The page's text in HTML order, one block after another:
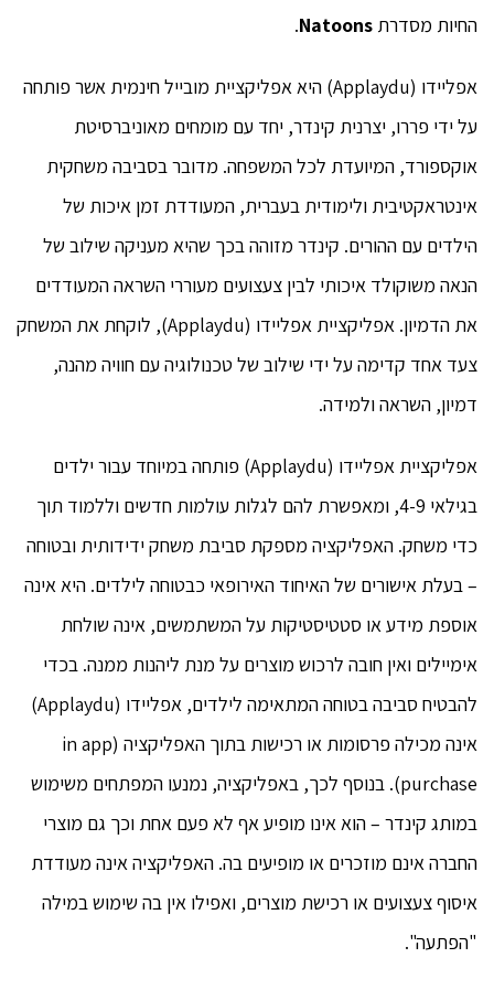
החיות מסדרת Natoons
.
אפליידו (Applaydu) היא אפליקציית מובייל חינמית אשר פותחה
על ידי פררו, יצרנית קינדר, יחד עם מומחים מאוניברסיטת
אוקספורד, המיועדת לכל המשפחה. מדובר בסביבה משחקית
אינטראקטיבית ולימודית בעברית, המעודדת זמן איכות של
הילדים עם ההורים. קינדר מזוהה בכך שהיא מעניקה שילוב של
הנאה משוקולד איכותי לבין צעצועים מעוררי השראה המעודדים
את הדמיון. אפליקציית אפליידו (Applaydu), לוקחת את המשחק
צעד אחד קדימה על ידי שילוב של טכנולוגיה עם חוויה מהנה,
דמיון, השראה ולמידה.
אפליקציית אפליידו (Applaydu) פותחה במיוחד עבור ילדים
בגילאי 4-9, ומאפשרת להם לגלות עולמות חדשים וללמוד תוך
כדי משחק. האפליקציה מספקת סביבת משחק ידידותית ובטוחה
– בעלת אישורים של האיחוד האירופאי כבטוחה לילדים. היא אינה
אוספת מידע או סטטיסטיקות על המשתמשים, אינה שולחת
אימיילים ואין חובה לרכוש מוצרים על מנת ליהנות ממנה. בכדי
להבטיח סביבה בטוחה המתאימה לילדים, אפליידו (Applaydu)
אינה מכילה פרסומות או רכישות בתוך האפליקציה (in app
purchase). בנוסף לכך, באפליקציה, נמנעו המפתחים משימוש
במותג קינדר – הוא אינו מופיע אף לא פעם אחת וכך גם מוצרי
החברה אינם מוזכרים או מופיעים בה. האפליקציה אינה מעודדת
איסוף צעצועים או רכישת מוצרים, ואפילו אין בה שימוש במילה
"הפתעה".